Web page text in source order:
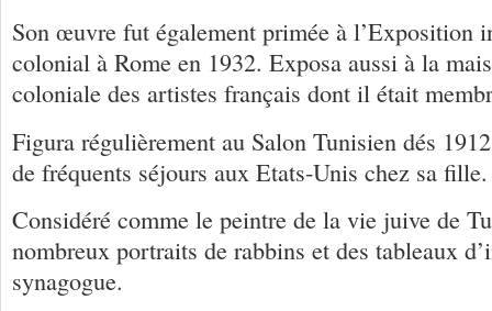
Son œuvre fut également primée à l’Exposition
colonial à Rome en 1932. Exposa aussi à la
coloniale des artistes français dont il était
Figura régulièrement au Salon Tunisien dés
de fréquents séjours aux Etats-Unis chez sa fille.
Considéré comme le peintre de la vie juive de
nombreux portraits de rabbins et des tableaux
synagogue.